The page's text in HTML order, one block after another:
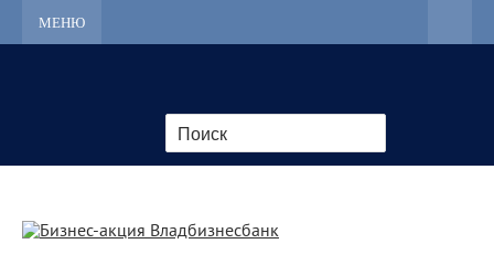
МЕНЮ